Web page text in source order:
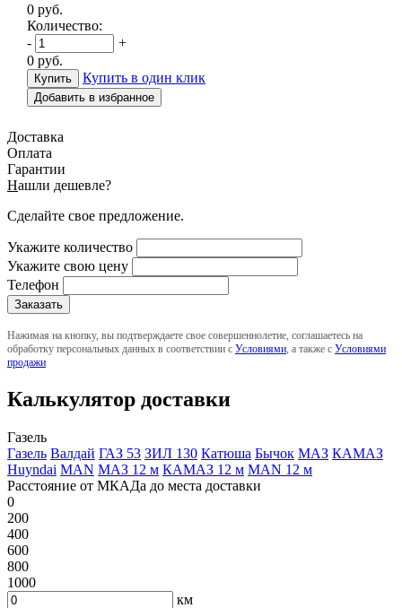
0 руб.
Количество:
-
+
0 руб.
Купить в один клик
Добавить в избранное
Доставка
Оплата
Гарантии
Нашли дешевле?
Сделайте свое предложение.
Укажите количество
Укажите свою цену
Телефон
Нажимая на кнопку, вы подтверждаете свое совершеннолетие, соглашаетесь на
обработку персональных данных в соответствии с Условиями, а также с Условиями
продажи
Калькулятор доставки
Газель
Газель Валдай ГАЗ 53 ЗИЛ 130 Катюша Бычок МАЗ КАМАЗ
Huyndai MAN МАЗ 12 м КАМАЗ 12 м MAN 12 м
Расстояние от МКАДа до места доставки
0
200
400
600
800
1000
км